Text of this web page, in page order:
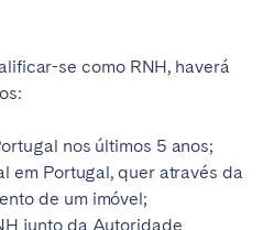
se como RNH, haverá
nos últimos 5 anos;
em Portugal, quer através da
de um imóvel;
junto da Autoridade